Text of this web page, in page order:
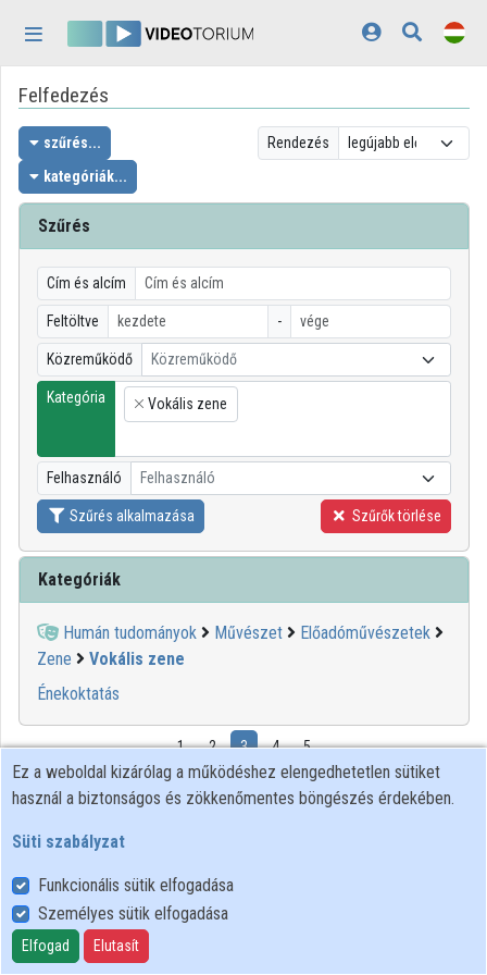
Kezdőlap
Bejelentkezés
Felfedezés
Kategóriák
Lejátszási listák
Intézmények
Közreműködők
világos
Felfedezés
szűrés...
kategóriák...
Rendezés
Szűrés
Cím és alcím
Feltöltve -
Közreműködő Közreműködő
Kategória
×
Vokális zene
Felhasználó Felhasználó
Szűrés alkalmazása Szűrők törlése
Kategóriák
Humán tudományok Művészet
Előadóművészetek
Zene
Vokális zene
Énekoktatás
1 2 3 4 5
00:00:37
Ez a weboldal kizárólag a működéshez elengedhetetlen sütiket
használ a biztonságos és zökkenőmentes böngészés érdekében.
Süti szabályzat
Funkcionális sütik elfogadása
Személyes sütik elfogadása
Elfogad Elutasít